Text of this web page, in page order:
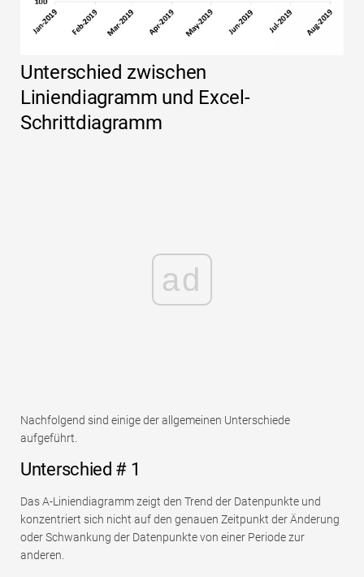
Unterschied zwischen
Liniendiagramm und Excel-
Schrittdiagramm
ad
Nachfolgend sind einige der allgemeinen Unterschiede
aufgeführt.
Unterschied # 1
Das A-Liniendiagramm zeigt den Trend der Datenpunkte und
konzentriert sich nicht auf den genauen Zeitpunkt der Änderung
oder Schwankung der Datenpunkte von einer Periode zur
anderen.